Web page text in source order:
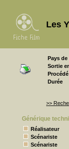
Les
Pays
Sortie
Durée
>>
Générique
Réalisateur
Scénariste
Scénariste